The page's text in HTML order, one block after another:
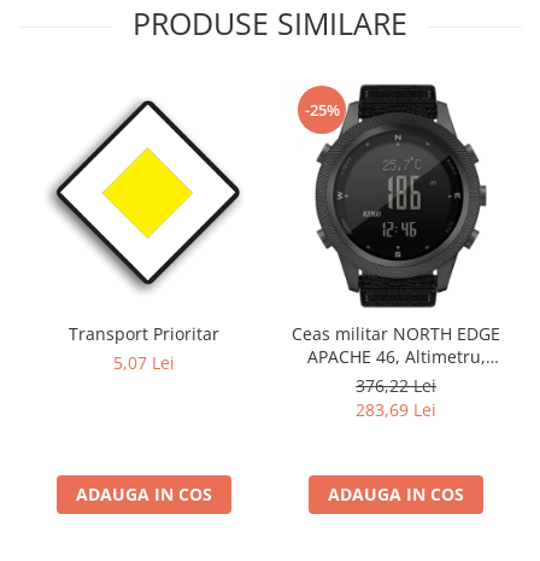
PRODUSE SIMILARE
Transport Prioritar
5,07 Lei
ADAUGA IN COS
-25%
Ceas militar NORTH EDGE
APACHE 46, Altimetru,
Barometru, Cronometru,
Termometru, Pedometru,
Busola
376,22 Lei
283,69 Lei
ADAUGA IN COS